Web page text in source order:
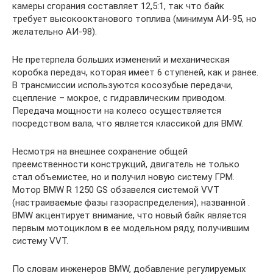
камеры сгорания составляет 12,5:1, так что байк
требует высокооктанового топлива (минимум АИ-95, но
желательно АИ-98).
Не претерпела больших изменений и механическая
коробка передач, которая имеет 6 ступеней, как и ранее.
В трансмиссии используются косозубые передачи,
сцепление – мокрое, с гидравлическим приводом.
Передача мощности на колесо осуществляется
посредством вала, что является классикой для BMW.
Несмотря на внешнее сохранение общей
преемственности конструкций, двигатель не только
стал объемистее, но и получил новую систему ГРМ.
Мотор BMW R 1250 GS обзавелся системой VVT
(настраиваемые фазы газораспределения), названной .
BMW акцентирует внимание, что новый байк является
первым мотоциклом в ее модельном ряду, получившим
систему VVT.
По словам инженеров BMW, добавление регулируемых